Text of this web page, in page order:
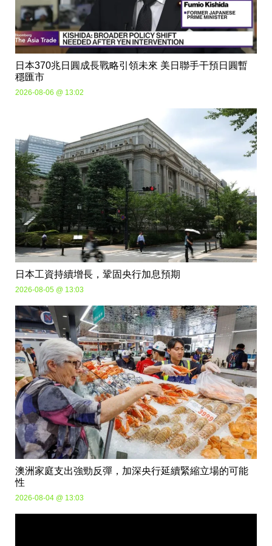
日本370兆日圓成長戰略引領未來 美日聯手干預日圓暫
穩匯市
2026-08-06 @ 13:02
日本工資持續增長，鞏固央行加息預期
2026-08-05 @ 13:03
澳洲家庭支出強勁反彈，加深央行延續緊縮立場的可能
性
2026-08-04 @ 13:03